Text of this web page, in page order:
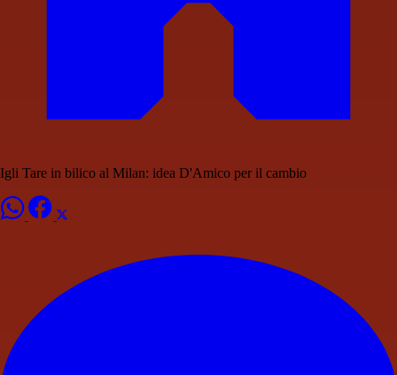
Igli Tare in bilico al Milan: idea D'Amico per il cambio